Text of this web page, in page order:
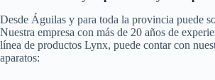
Desde Águilas y para toda la provincia puede
Nuestra empresa con más de 20 años de
línea de productos Lynx, puede contar con
aparatos: